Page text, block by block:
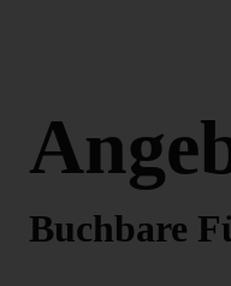
Buchbare